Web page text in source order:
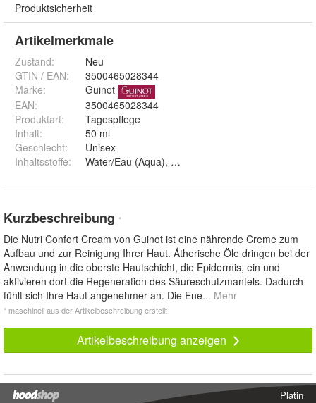
Produktsicherheit
Artikelmerkmale
Zustand:
Neu
GTIN / EAN:
3500465028344
Marke:
Guinot
EAN:
3500465028344
Produktart:
Tagespflege
Inhalt:
50 ml
Geschlecht:
Unisex
Inhaltsstoffe: Water/Eau (Aqua), Octyldodecanol, Propylene
Kurzbeschreibung *
Die Nutri Confort Cream von Guinot ist eine nährende Creme zum
Aufbau und zur Reinigung Ihrer Haut. Ätherische Öle dringen bei der
Anwendung in die oberste Hautschicht, die Epidermis, ein und
aktivieren dort die Regeneration des Säureschutzmantels. Dadurch
fühlt sich Ihre Haut angenehmer an. Die Ene... Mehr
* maschinell aus der Artikelbeschreibung erstellt
Artikelbeschreibung anzeigen
Platin